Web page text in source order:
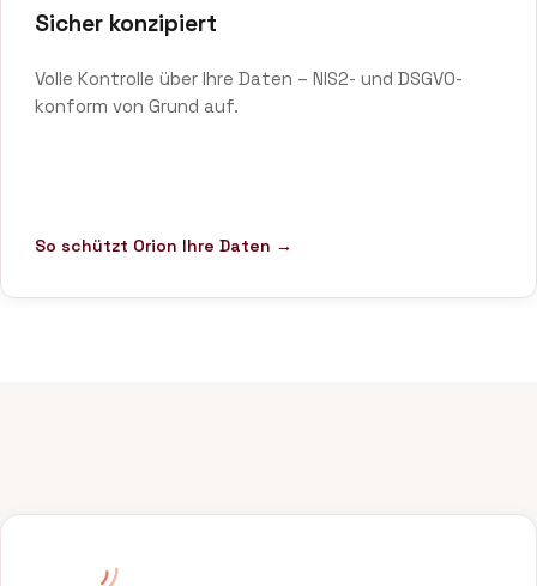
Sicher konzipiert
Volle Kontrolle über Ihre Daten – NIS2- und DSGVO-
konform von Grund auf.
So schützt Orion Ihre Daten →